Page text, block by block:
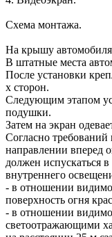
Схема монтажа.
На крышу
В штатные места
После установки
х сторон.
Следующим этапом
подушки.
Затем на экран
Согласно
направлении вперед
должен испускаться
внутреннего
- в отношении
поверхность огня
- в отношении
светоотражающими